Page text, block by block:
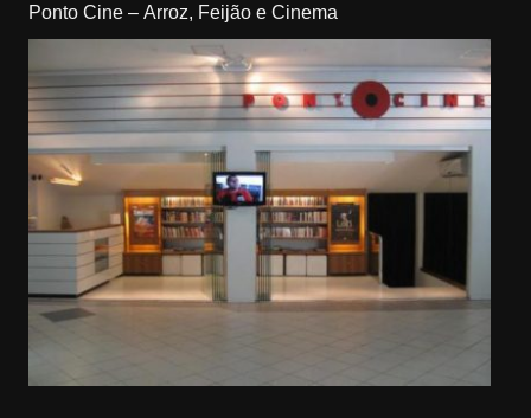
Ponto Cine – Arroz, Feijão e Cinema